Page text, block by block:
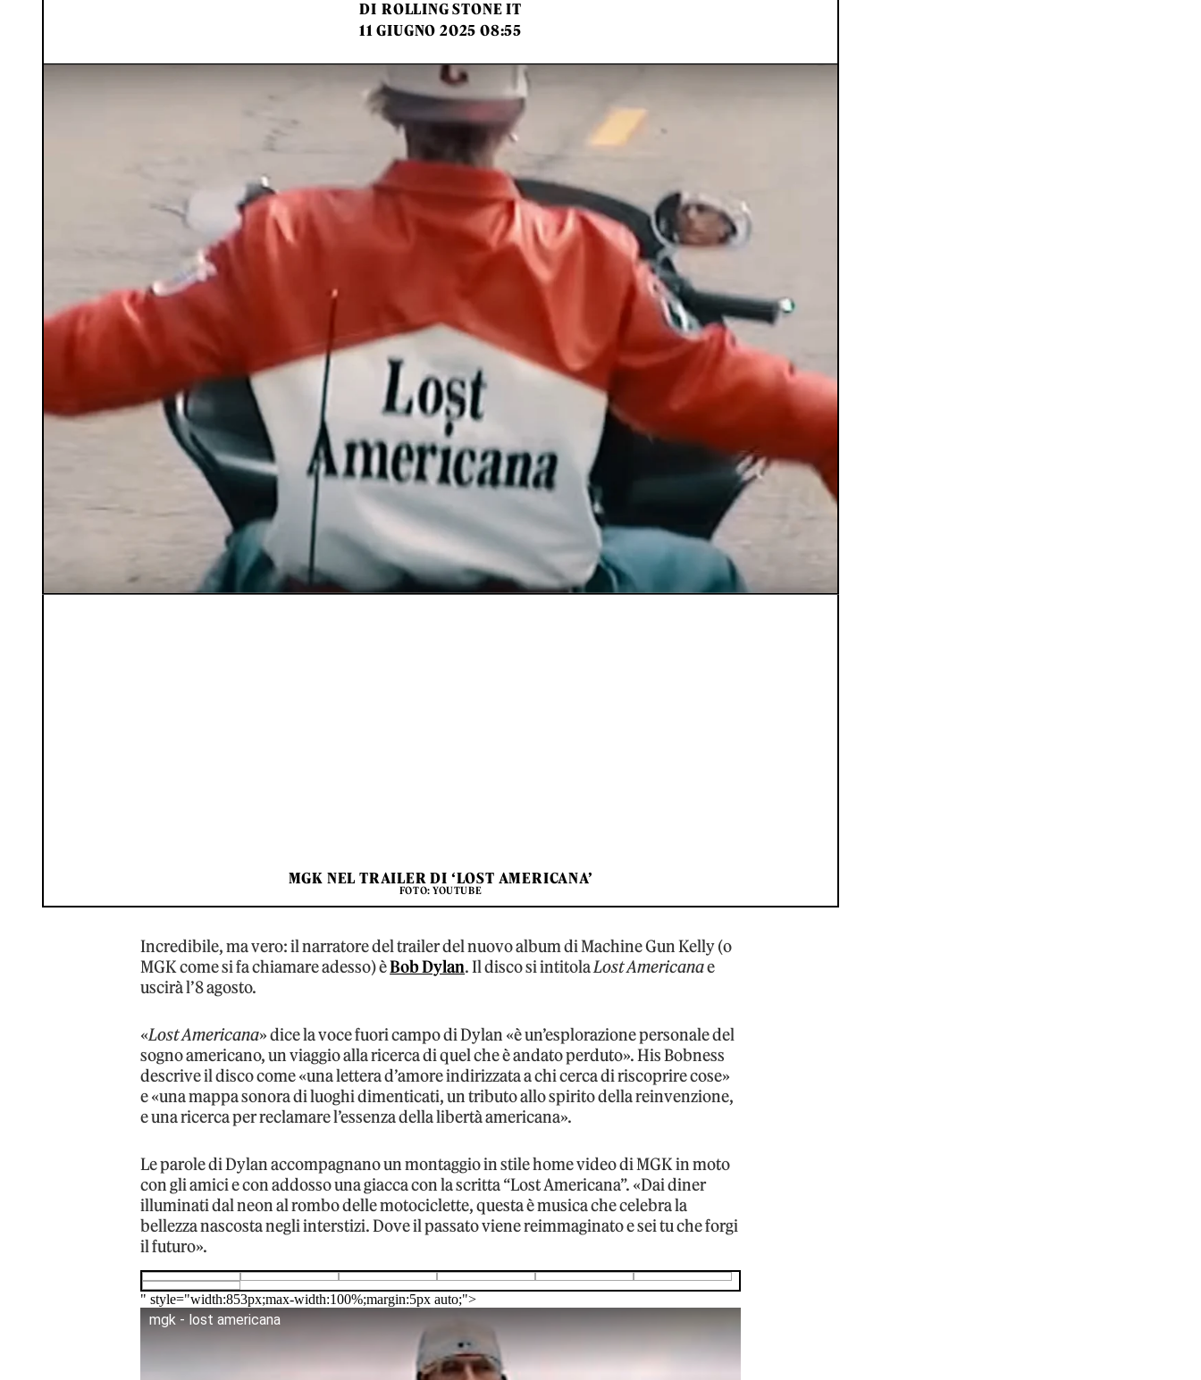
DI ROLLING STONE IT
11 GIUGNO 2025 08:55
MGK NEL TRAILER DI ‘LOST AMERICANA’
FOTO: YOUTUBE
Incredibile, ma vero: il narratore del trailer del nuovo album di Machine Gun Kelly (o
MGK come si fa chiamare adesso) èBob Dylan. Il disco si intitolaLost Americanae
uscirà l’8 agosto.
«Lost Americana» dice la voce fuori campo di Dylan «è un’esplorazione personale del
sogno americano, un viaggio alla ricerca di quel che è andato perduto». His Bobness
descrive il disco come «una lettera d’amore indirizzata a chi cerca di riscoprire cose»
e «una mappa sonora di luoghi dimenticati, un tributo allo spirito della reinvenzione,
e una ricerca per reclamare l’essenza della libertà americana».
Le parole di Dylan accompagnano un montaggio in stile home video di MGK in moto
con gli amici e con addosso una giacca con la scritta “Lost Americana”. «Dai diner
illuminati dal neon al rombo delle motociclette, questa è musica che celebra la
bellezza nascosta negli interstizi. Dove il passato viene reimmaginato e sei tu che forgi
il futuro».
" style="width:853px;max-width:100%;margin:5px auto;">
mgk - lost americana